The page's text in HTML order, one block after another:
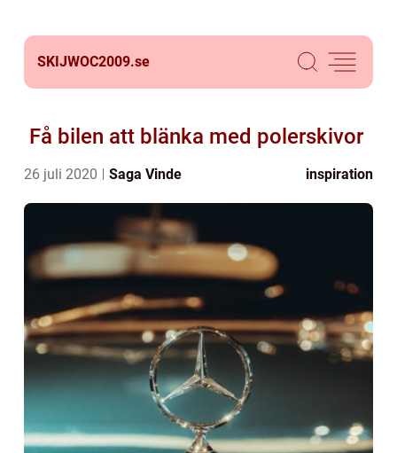
SKIJWOC2009.se
Få bilen att blänka med polerskivor
26 juli 2020 Saga Vinde inspiration